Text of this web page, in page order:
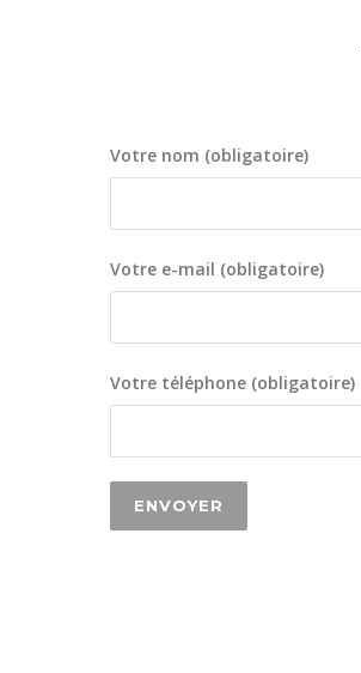
Votre nom (obligatoire)
Votre e-mail (obligatoire)
Votre téléphone (obligatoire)